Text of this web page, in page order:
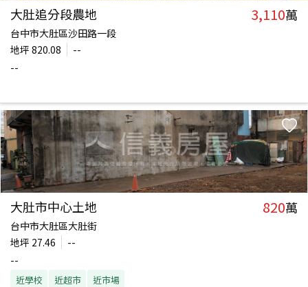
大肚追分段農地 3,110萬
台中市大肚區沙田路一段
地坪 820.08
--
--
大肚市中心土地 820萬
台中市大肚區大肚街
地坪 27.46
--
--
近學校 近超市 近市場